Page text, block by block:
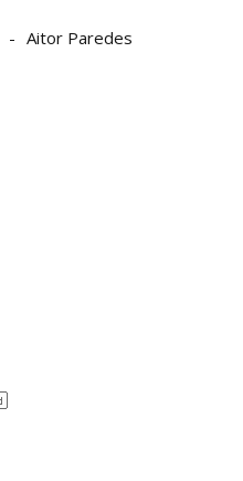
Aitor Paredes